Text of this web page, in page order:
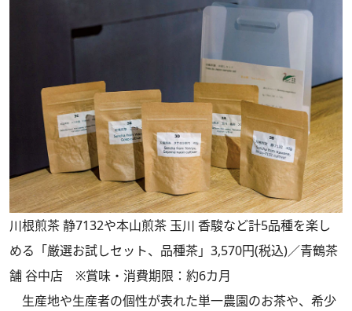
川根煎茶 静7132や本山煎茶 玉川 香駿など計5品種を楽し
める「厳選お試しセット、品種茶」3,570円(税込)／青鶴茶
舗 谷中店 ※賞味・消費期限：約6カ月
生産地や生産者の個性が表れた単一農園のお茶や、希少